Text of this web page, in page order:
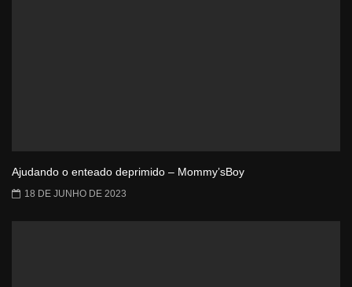
Ajudando o enteado deprimido – Mommy’sBoy
18 DE JUNHO DE 2023